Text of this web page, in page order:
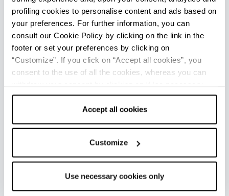
profiling cookies to personalise content and ads based on
your preferences. For further information, you can
consult our Cookie Policy by clicking on the link in the
footer or set your preferences by clicking on
“Customize”. If you click on “Accept all cookies”, you
consent to the use of all the cookies, whereas you can
cookies only” and only the technical cookies for the
correct functioning of the website will be used.
Accept all cookies
Customize
Use necessary cookies only
AUTUNNO TRA MODENA E
L’APPENNINO
48 ore
Natura & Outdoor